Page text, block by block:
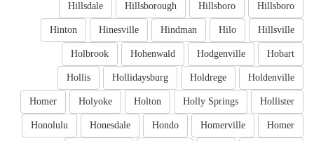
Hillsboro
Hillsboro
Hillsborough
Hillsdale
Hillsville
Hilo
Hindman
Hinesville
Hinton
Hobart
Hodgenville
Hohenwald
Holbrook
Holdenville
Holdrege
Hollidaysburg
Hollis
Hollister
Holly Springs
Holton
Holyoke
Homer
Homer
Homerville
Hondo
Honesdale
Honolulu